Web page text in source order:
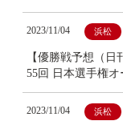
2023/11/04 浜松
【優勝戦予想（日
55回 日本選手権オ
2023/11/04 浜松